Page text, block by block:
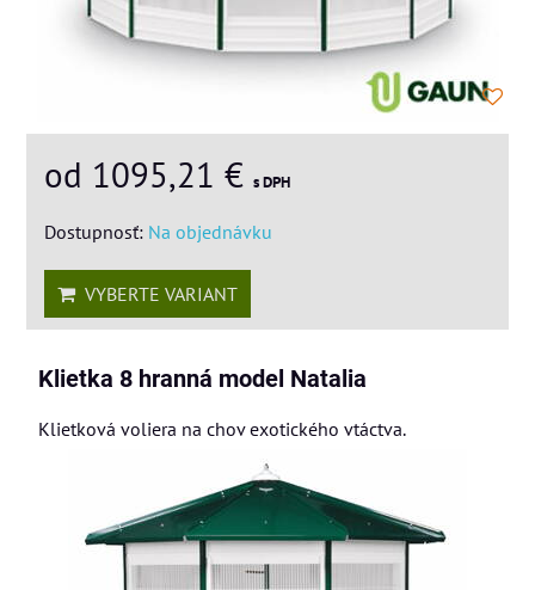
od 1095,21 € s DPH
Dostupnosť: Na objednávku
VYBERTE VARIANT
Klietka 8 hranná model Natalia
Klietková voliera na chov exotického vtáctva.